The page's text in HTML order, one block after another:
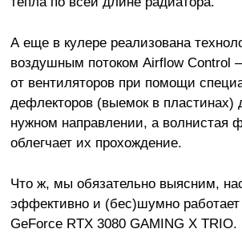
А еще в кулере реализована
воздушным потоком Airflow Control
от вентиляторов при помощи
дефлекторов (выемок в пластинах)
нужном направлении, а волнистая
облегчает их прохождение.
Что ж, мы обязательно выясним,
эффективно и (бес)шумно работает
GeForce RTX 3080 GAMING X TRIO.